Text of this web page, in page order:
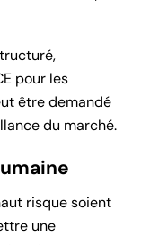
pour les
être demandé
du marché.
risque soient
une